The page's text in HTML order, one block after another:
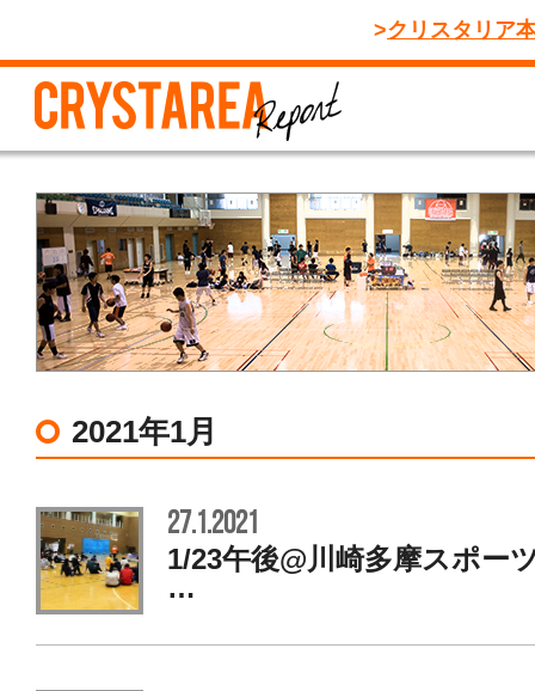
クリスタリア
2021年1月
27.1.2021
1/23午後@川崎多摩スポ
…